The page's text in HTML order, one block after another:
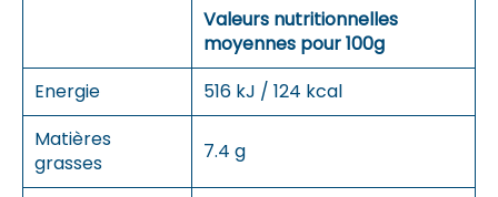
Valeurs nutritionnelles
moyennes pour 100g
Energie
516 kJ / 124 kcal
Matières
grasses
7.4 g